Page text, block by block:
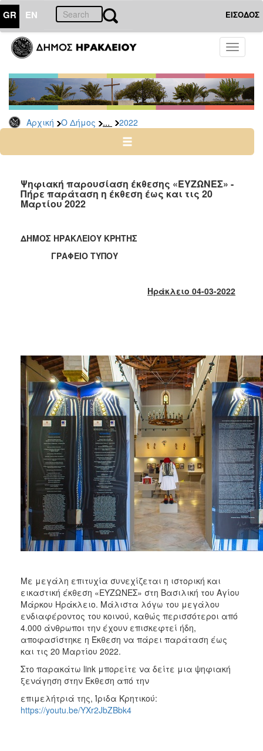
GR EN ΕΙΣΟΔΟΣ
Toggle
Αρχική Ο Δήμος ... 2022
ΔΗΜΟΣ
Δελτία
Τύπου
Αρχείο
2026
2024
2022
2012
2011
2010
2006
ΤΟΠΟΣ
ΠΟΛΙΤΙΣΜΟΣ
ΑΝΘΕΚΤΙΚΗ
ΠΟΛΗ
Ψηφιακή παρουσίαση έκθεσης «ΕΥΖΩΝΕΣ» -
Πήρε παράταση η έκθεση έως και τις 20
Μαρτίου 2022
ΔΗΜΟΣ ΗΡΑΚΛΕΙΟΥ ΚΡΗΤΗΣ
ΓΡΑΦΕΙΟ ΤΥΠΟΥ
Ηράκλειο 04-03-2022
Με μεγάλη επιτυχία συνεχίζεται η ιστορική και
εικαστική έκθεση «ΕΥΖΩΝΕΣ» στη Βασιλική του Αγίου
Μάρκου Ηράκλειο. Μάλιστα λόγω του μεγάλου
ενδιαφέροντος του κοινού, καθώς περισσότεροι από
4.000 άνθρωποι την έχουν επισκεφτεί ήδη,
αποφασίστηκε η Έκθεση να πάρει παράταση έως
και τις 20 Μαρτίου 2022.
Στο παρακάτω link μπορείτε να δείτε μια ψηφιακή
ξενάγηση στην Έκθεση από την
επιμελήτριά της, Ίριδα Κρητικού:
https://youtu.be/YXr2JbZBbk4